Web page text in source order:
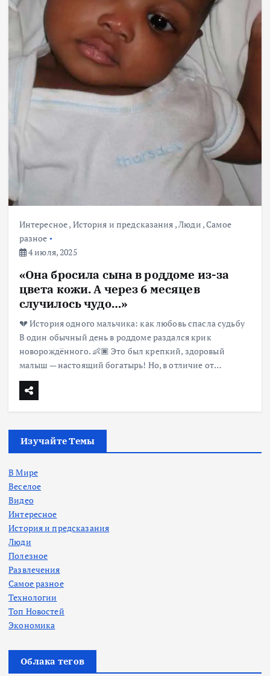
Интересное, История и предсказания ,Люди ,Самое
разное
4 июля, 2025
«Она бросила сына в роддоме из-за
цвета кожи. А через 6 месяцев
случилось чудо…»
💔 История одного мальчика: как любовь спасла судьбу
В один обычный день в роддоме раздался крик
новорождённого. 👶🏿 Это был крепкий, здоровый
малыш — настоящий богатырь! Но, в отличие от…
Изучайте Темы
В Мире
Веселое
Видео
Интересное
История и предсказания
Люди
Полезное
Развлечения
Самое разное
Технологии
Топ Новостей
Экономика
Облака тегов